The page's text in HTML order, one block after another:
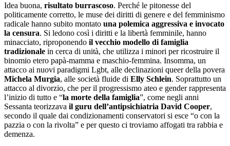
Idea buona, risultato burrascoso. Perché le pitonesse del
politicamente corretto, le muse dei diritti di genere e del femminismo
radicale hanno subito montato una polemica aggressiva e invocato
la censura. Si ledono così i diritti e la libertà femminile, hanno
minacciato, riproponendo il vecchio modello di famiglia
tradizionale in cerca di unità, che utilizza i minori per ricostruire il
binomio etero papà-mamma e maschio-femmina. Insomma, un
attacco ai nuovi paradigmi Lgbt, alle declinazioni queer della povera
Michela Murgia, alle società fluide di Elly Schlein. Soprattutto un
attacco al divorzio, che per il progressismo ateo e gender rappresenta
l’inizio di tutto e “la morte della famiglia”, come negli anni
Sessanta teorizzava il guru dell’antipsichiatria David Cooper,
secondo il quale dai condizionamenti conservatori si esce “o con la
pazzia o con la rivolta” e per questo ci troviamo affogati tra rabbia e
demenza.